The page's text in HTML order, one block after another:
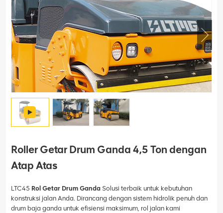
Roller Getar Drum Ganda 4,5 Ton dengan
Atap Atas
LTC45 Rol Getar Drum Ganda Solusi terbaik untuk kebutuhan
konstruksi jalan Anda. Dirancang dengan sistem hidrolik penuh dan
drum baja ganda untuk efisiensi maksimum, rol jalan kami